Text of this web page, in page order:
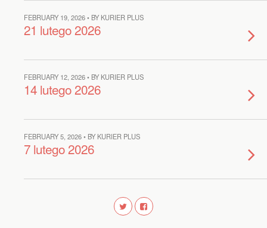
FEBRUARY 19, 2026 • BY KURIER PLUS
21 lutego 2026
FEBRUARY 12, 2026 • BY KURIER PLUS
14 lutego 2026
FEBRUARY 5, 2026 • BY KURIER PLUS
7 lutego 2026